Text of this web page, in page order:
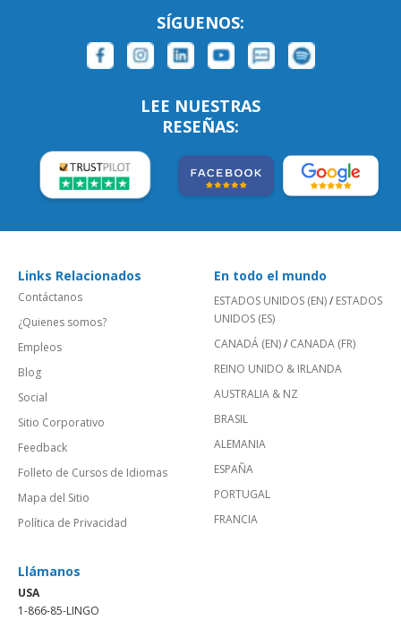
SÍGUENOS:
LEE NUESTRAS
RESEÑAS:
Links Relacionados
Contáctanos
¿Quienes somos?
Empleos
Blog
Social
Sitio Corporativo
Feedback
Folleto de Cursos de Idiomas
Mapa del Sitio
Política de Privacidad
En todo el mundo
ESTADOS UNIDOS (EN)/ ESTADOS
UNIDOS (ES)
CANADÁ (EN)/ CANADA (FR)
REINO UNIDO & IRLANDA
AUSTRALIA & NZ
BRASIL
ALEMANIA
ESPAÑA
PORTUGAL
FRANCIA
Llámanos
USA
1-866-85-LINGO